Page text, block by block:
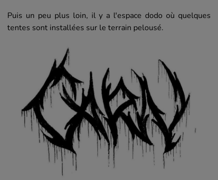
Puis un peu plus loin, il y a l'espace dodo où quelques
tentes sont installées sur le terrain pelousé.